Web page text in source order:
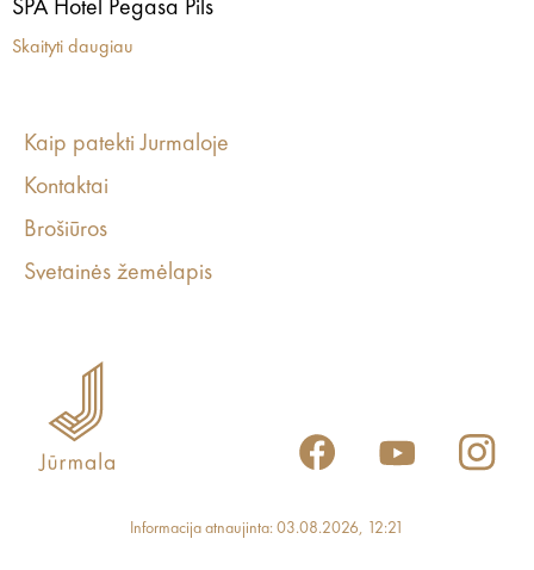
SPA Hotel Pegasa Pils
Skaityti daugiau
Kaip patekti Jurmaloje
Kontaktai
Brošiūros
Svetainės žemėlapis
Informacija atnaujinta: 03.08.2026, 12:21